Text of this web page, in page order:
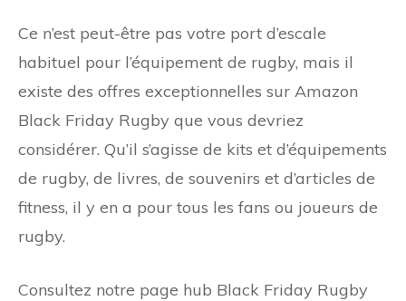
Ce n’est peut-être pas votre port d’escale
habituel pour l’équipement de rugby, mais il
existe des offres exceptionnelles sur Amazon
Black Friday Rugby que vous devriez
considérer. Qu’il s’agisse de kits et d’équipements
de rugby, de livres, de souvenirs et d’articles de
fitness, il y en a pour tous les fans ou joueurs de
rugby.
Consultez notre page hub Black Friday Rugby